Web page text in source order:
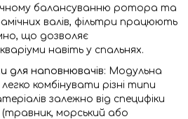
балансуванню ротора та
валів, фільтри працюють
що дозволяє
навіть у спальнях.
для наповнювачів: Модульна
комбінувати різні типи
залежно від специфіки
морський або